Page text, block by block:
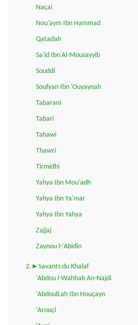
Naçai
Nou'aym Ibn Hammad
Qatadah
Sa'id Ibn Al-Mousayyib
Souddi
Soufyan Ibn 'Ouyaynah
Tabarani
Tabari
Tahawi
Thawri
Tirmidhi
Yahya Ibn Mou'adh
Yahya Ibn Ya'mar
Yahya Ibn Yahya
Zajjaj
Zaynou l-'Abidin
2.►Savants du Khalaf
'Abdou l-Wahhab An-Najdi
'AbdoulLah Ibn Houçayn
'Arouçi